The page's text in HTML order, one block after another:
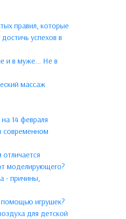
правил, которые
успехов в
и в муже... Не в
массаж
14 февраля
современном
моделирующего?
- причины,
помощью игрушек?
для детской